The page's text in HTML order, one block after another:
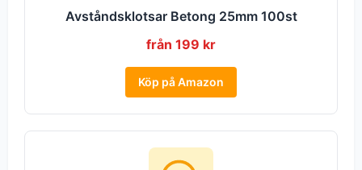
Avståndsklotsar Betong 25mm 100st
från 199 kr
Köp på Amazon